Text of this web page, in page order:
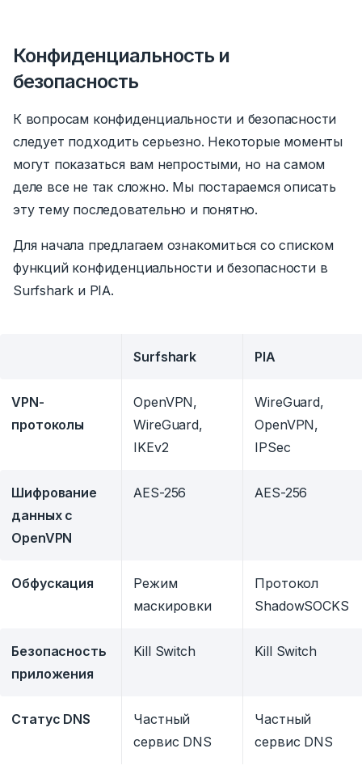
Конфиденциальность и
безопасность
К вопросам конфиденциальности и безопасности
следует подходить серьезно. Некоторые моменты
могут показаться вам непростыми, но на самом
деле все не так сложно. Мы постараемся описать
эту тему последовательно и понятно.
Для начала предлагаем ознакомиться со списком
функций конфиденциальности и безопасности в
Surfshark и PIA.
Surfshark PIA
VPN-
протоколы
OpenVPN,
WireGuard,
IKEv2
WireGuard,
OpenVPN,
IPSec
Шифрование
данных с
OpenVPN
AES-256 AES-256
Обфускация
Режим
маскировки
Протокол
ShadowSOCKS
Безопасность
приложения
Kill Switch Kill Switch
Статус DNS
Частный
сервис DNS
Частный
сервис DNS